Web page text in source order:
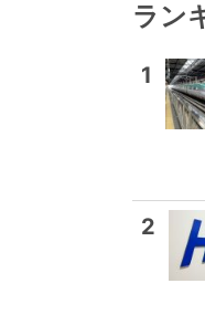
ラン
1
2